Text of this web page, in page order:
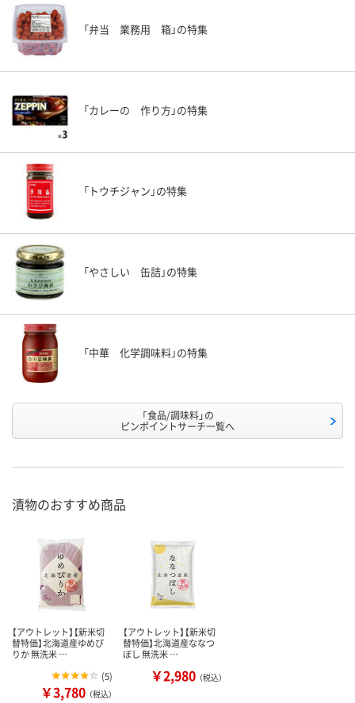
「弁当 業務用 箱」の特集
「カレーの 作り方」の特集
「トウチジャン」の特集
「やさしい 缶詰」の特集
「中華 化学調味料」の特集
「食品/調味料」の
ピンポイントサーチ一覧へ
漬物のおすすめ商品
【アウトレット】【新米切
替特価】北海道産ゆめぴ
りか 無洗米 …
(5)
￥3,780 （税込）
【アウトレット】【新米切
替特価】北海道産ななつ
ぼし 無洗米 …
￥2,980 （税込）